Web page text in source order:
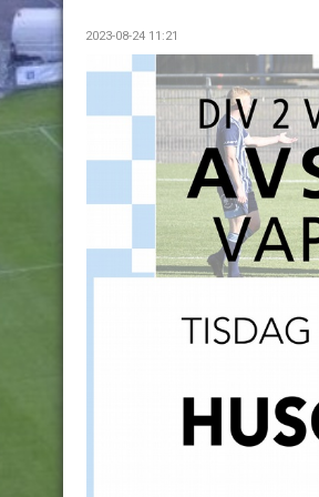
2023-08-24 11:21